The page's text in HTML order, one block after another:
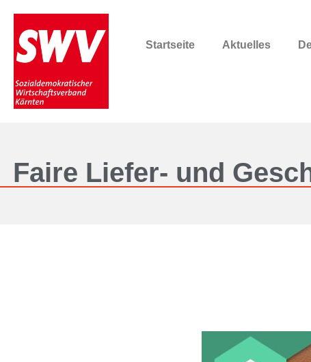
Startseite Aktuelles
Faire Liefer- und